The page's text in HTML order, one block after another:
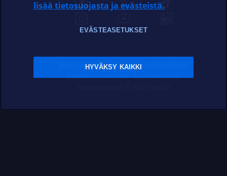
Sopimusehdot Tietosuoja Evästeasetukset
Sääntelyviranomaiset Saavutettavuus
lisää tietosuojasta ja evästeistä.
EVÄSTEASETUKSET
HYVÄKSY KAIKKI